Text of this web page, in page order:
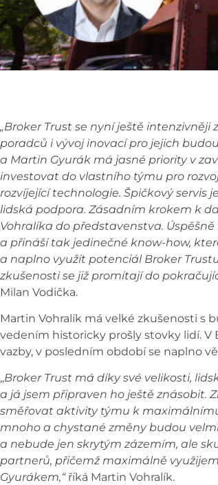
„Broker Trust se nyní ještě
poradců i vývoj inovací pro jejich
a Martin Gyurák má jasné priority v
investovat do vlastního týmu pro
rozvíjející technologie. Špičkový servis
lidská podpora. Zásadním krokem k
Vohralíka do představenstva.
a přináší tak jedinečné know-how,
a naplno využít potenciál Broker
zkušenosti se již promítají do
Milan Vodička.
Martin Vohralík má velké zkušenosti s
vedením historicky prošly stovky lidí. V
vazby, v posledním období se naplno
„Broker Trust má díky své velikosti,
a já jsem připraven ho ještě znásobit.
směřovat aktivity týmu k
mnoho a chystané změny budou
a nebude jen skrytým zázemím, ale
partnerů, přičemž maximálně
Gyurákem,“říká Martin Vohralík.